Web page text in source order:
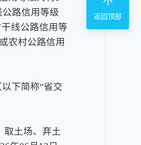
返回顶部
路信用等级
线公路信用等
农村公路信用
下简称“省交
取土场、弃土